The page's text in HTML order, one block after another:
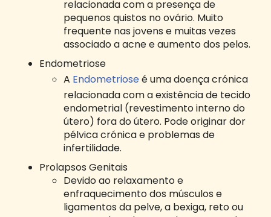
relacionada com a presença de
pequenos quistos no ovário. Muito
frequente nas jovens e muitas vezes
associado a acne e aumento dos pelos.
Endometriose
A Endometrioseé uma doença crónica
relacionada com a existência de tecido
endometrial (revestimento interno do
útero) fora do útero. Pode originar dor
pélvica crónica e problemas de
infertilidade.
Prolapsos Genitais
Devido ao relaxamento e
enfraquecimento dos músculos e
ligamentos da pelve, a bexiga, reto ou